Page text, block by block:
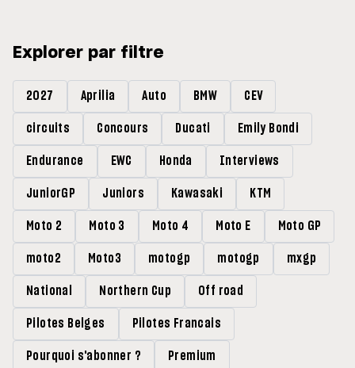
Explorer par filtre
2027 Aprilia Auto BMW CEV
circuits Concours Ducati Emily Bondi
Endurance EWC Honda Interviews
JuniorGP Juniors Kawasaki KTM
Moto 2 Moto 3 Moto 4 Moto E Moto GP
moto2 Moto3 motogp motogp mxgp
National Northern Cup Off road
Pilotes Belges Pilotes Francais
Pourquoi s'abonner ? Premium